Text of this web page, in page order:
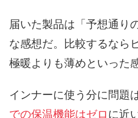
届いた製品は「予想通り
な感想だ。比較するなら
極暖よりも薄めといった
インナーに使う分に問題
での保温機能はゼロに近